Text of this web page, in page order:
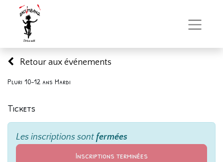
Retour aux événements
Pluri 10-12 ans Mardi
Tickets
Les inscriptions sont fermées
Inscriptions terminées